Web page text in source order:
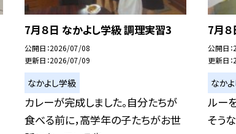
7月８日 なかよし学級 調理実習3
公開日 2026/07/08
更新日 2026/07/09
なかよし学級
カレーが完成しました。自分たちが
食べる前に，高学年の子たちがお世
7月
公開日
更新日
なか
ルー
そう